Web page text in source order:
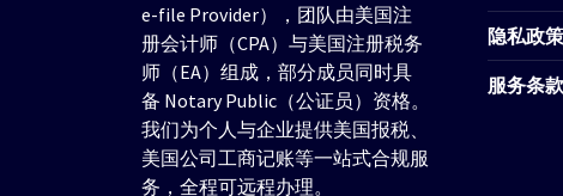
e-file Provider），团队由美国注
册会计师（CPA）与美国注册税务
师（EA）组成，部分成员同时具
备 Notary Public（公证员）资格。
我们为个人与企业提供美国报税、
美国公司工商记账等一站式合规服
务，全程可远程办理。
隐私政策
服务条款